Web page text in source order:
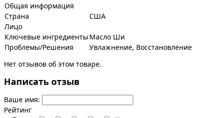
Общая информация
Страна
США
Лицо
Ключевые ингредиенты Масло Ши
Проблемы/Решения
Увлажнение, Восстановление
Нет отзывов об этом товаре.
Написать отзыв
Ваше имя:
Рейтинг